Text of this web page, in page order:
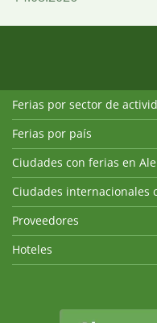
Ferias por sector de
Ferias por país
Ciudades con ferias en
Ciudades internacionales
Proveedores
Hoteles